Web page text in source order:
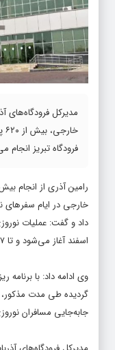
فرودگاه تبریز انجام
اسفند آغاز می‌شود و تا ۱۷ فروردین ۱۴۰۳ ادامه خواهد داشت.
وی ادامه داد: با
جابه‌جایی مسافران